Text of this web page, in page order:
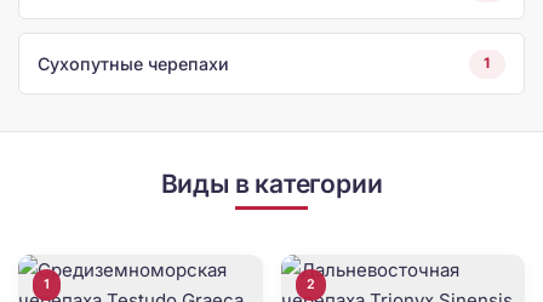
Сухопутные черепахи 1
Виды в категории
1 2